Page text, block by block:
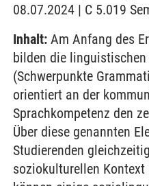
08.07.2024 | C 5.019
Inhalt: Am Anfang des
bilden die linguistischen
(Schwerpunkte
orientiert an der
Sprachkompetenz den
Über diese genannten
Studierenden
soziokulturellen Kontext